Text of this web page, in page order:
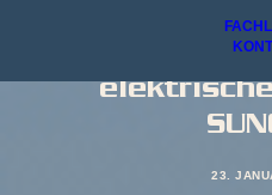
Hochzeiten
23.